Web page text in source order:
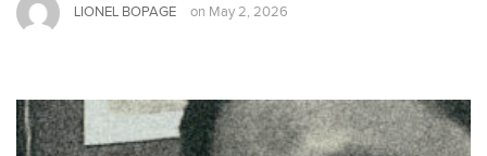
LIONEL BOPAGE on May 2, 2026